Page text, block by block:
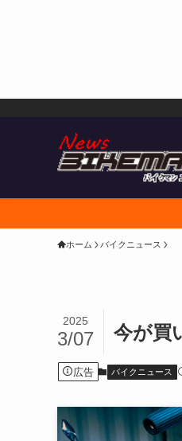
5000円
ホーム バイクニュース
今が買
2025
3/07
広告 バイクニュース